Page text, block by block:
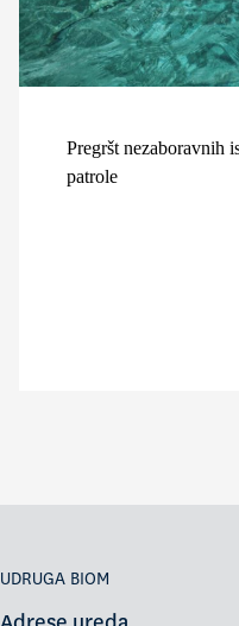
Pregršt nezaboravnih
patrole
UDRUGA BIOM